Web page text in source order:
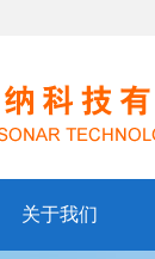
关于我们